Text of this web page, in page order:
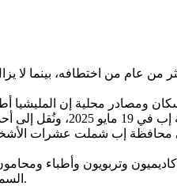
محافظة إب شملت عشرات
قسراً، بينهم أكاديميون
السماح لأسرهم بالتواصل معهم رغم مرور أكثر من عام على اختطاف عدد منهم.